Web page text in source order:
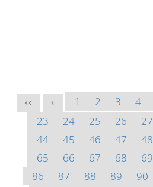
<< < 1 2 3 4
23
24 25 26 27
44
45 46 47 48
65
66 67 68 69
86
87 88 89 90